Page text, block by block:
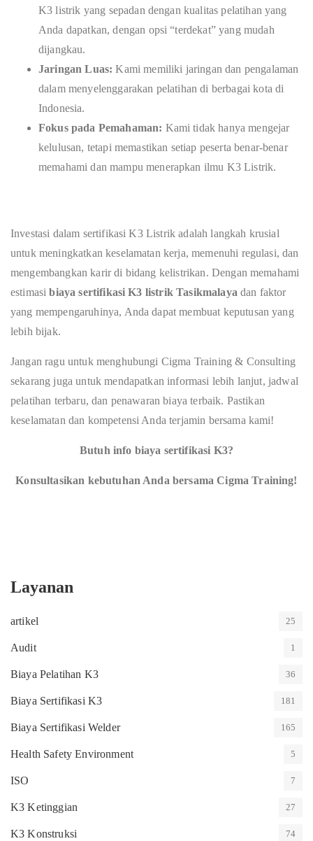
K3 listrik yang sepadan dengan kualitas pelatihan yang
Anda dapatkan, dengan opsi “terdekat” yang mudah
dijangkau.
Jaringan Luas: Kami memiliki jaringan dan pengalaman
dalam menyelenggarakan pelatihan di berbagai kota di
Indonesia.
Fokus pada Pemahaman: Kami tidak hanya mengejar
kelulusan, tetapi memastikan setiap peserta benar-benar
memahami dan mampu menerapkan ilmu K3 Listrik.
Investasi dalam sertifikasi K3 Listrik adalah langkah krusial
untuk meningkatkan keselamatan kerja, memenuhi regulasi, dan
mengembangkan karir di bidang kelistrikan. Dengan memahami
estimasibiaya sertifikasi K3 listrik Tasikmalayadan faktor
yang mempengaruhinya, Anda dapat membuat keputusan yang
lebih bijak.
Jangan ragu untuk menghubungi Cigma Training & Consulting
sekarang juga untuk mendapatkan informasi lebih lanjut, jadwal
pelatihan terbaru, dan penawaran biaya terbaik. Pastikan
keselamatan dan kompetensi Anda terjamin bersama kami!
Butuh info biaya sertifikasi K3?
Konsultasikan kebutuhan Anda bersama Cigma Training!
Layanan
artikel 25
Audit 1
Biaya Pelatihan K3 36
Biaya Sertifikasi K3 181
Biaya Sertifikasi Welder 165
Health Safety Environment 5
ISO 7
K3 Ketinggian 27
K3 Konstruksi 74